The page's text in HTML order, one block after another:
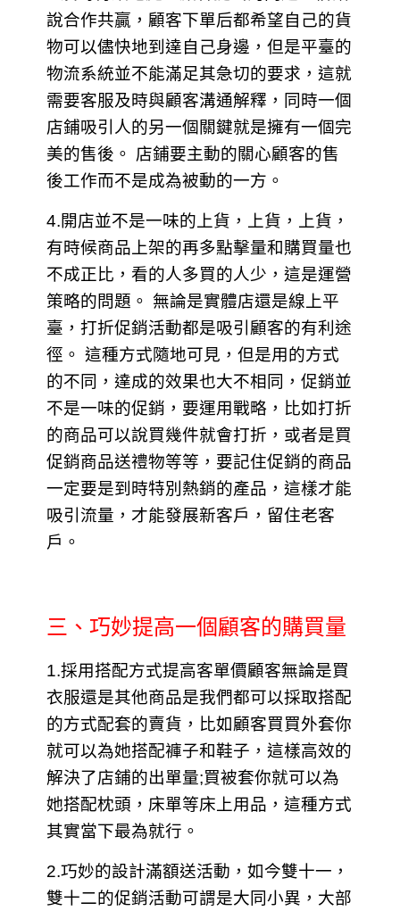
說合作共贏，顧客下單后都希望自己的貨
物可以儘快地到達自己身邊，但是平臺的
物流系統並不能滿足其急切的要求，這就
需要客服及時與顧客溝通解釋，同時一個
店鋪吸引人的另一個關鍵就是擁有一個完
美的售後。 店鋪要主動的關心顧客的售
後工作而不是成為被動的一方。
4.開店並不是一味的上貨，上貨，上貨，
有時候商品上架的再多點擊量和購買量也
不成正比，看的人多買的人少，這是運營
策略的問題。 無論是實體店還是線上平
臺，打折促銷活動都是吸引顧客的有利途
徑。 這種方式隨地可見，但是用的方式
的不同，達成的效果也大不相同，促銷並
不是一味的促銷，要運用戰略，比如打折
的商品可以說買幾件就會打折，或者是買
促銷商品送禮物等等，要記住促銷的商品
一定要是到時特別熱銷的產品，這樣才能
吸引流量，才能發展新客戶，留住老客
戶。
三、巧妙提高一個顧客的購買量
1.採用搭配方式提高客單價顧客無論是買
衣服還是其他商品是我們都可以採取搭配
的方式配套的賣貨，比如顧客買買外套你
就可以為她搭配褲子和鞋子，這樣高效的
解決了店鋪的出單量;買被套你就可以為
她搭配枕頭，床單等床上用品，這種方式
其實當下最為就行。
2.巧妙的設計滿額送活動， 如今雙十一，
雙十二的促銷活動可謂是大同小異，大部